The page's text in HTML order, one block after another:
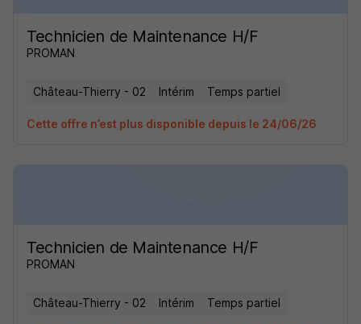
Technicien de Maintenance H/F
PROMAN
Château-Thierry - 02 Intérim Temps partiel
Cette offre n’est plus disponible depuis le 24/06/26
Technicien de Maintenance H/F
PROMAN
Château-Thierry - 02 Intérim Temps partiel